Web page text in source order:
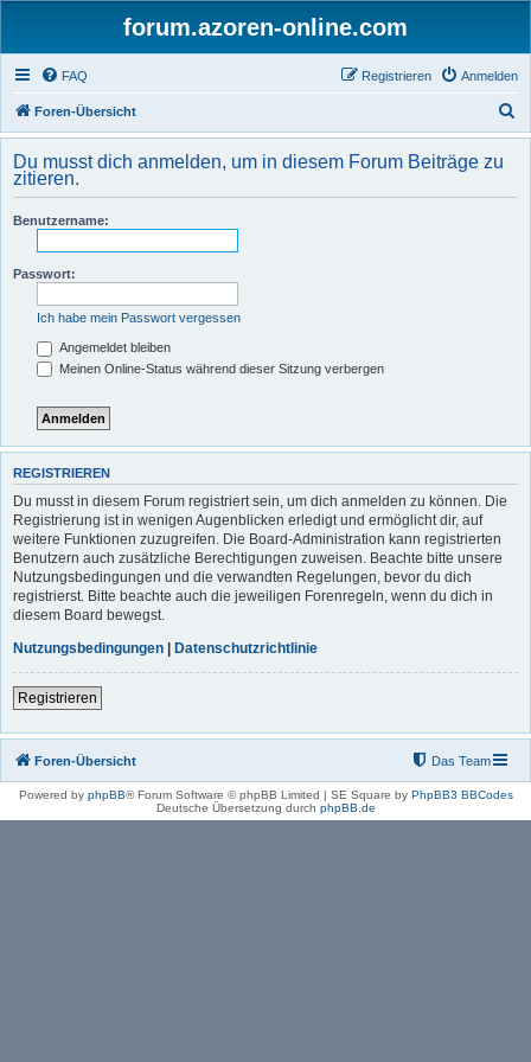
forum.azoren-online.com
FAQ Anmelden
Registrieren
Foren-Übersicht
u
h
Du musst dich anmelden, um in diesem Forum Beiträge zu
zitieren.
Benutzername:
Passwort:
Ich habe mein Passwort vergessen
Angemeldet bleiben
Meinen Online-Status während dieser Sitzung verbergen
REGISTRIEREN
Du musst in diesem Forum registriert sein, um dich anmelden zu können. Die
Registrierung ist in wenigen Augenblicken erledigt und ermöglicht dir, auf
weitere Funktionen zuzugreifen. Die Board-Administration kann registrierten
Benutzern auch zusätzliche Berechtigungen zuweisen. Beachte bitte unsere
Nutzungsbedingungen und die verwandten Regelungen, bevor du dich
registrierst. Bitte beachte auch die jeweiligen Forenregeln, wenn du dich in
diesem Board bewegst.
Nutzungsbedingungen | Datenschutzrichtlinie
Registrieren
Foren-Übersicht Das Team
Powered by phpBB® Forum Software © phpBB Limited | SE Square by PhpBB3 BBCodes
Deutsche Übersetzung durch phpBB.de